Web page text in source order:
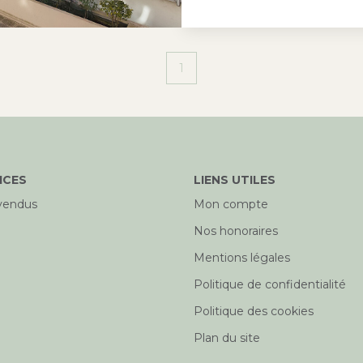
volume
enfant
Ainsi, dans moins
prestations dignes
pièce à vivre, deux
cuisine et une
Atout
1
LIENS UTILES
Mon compte
Nos honoraires
Mentions légales
Politique de confidentialité
Politique des cookies
Plan du site